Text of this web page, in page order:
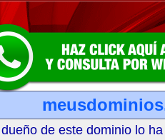
de este dominio lo